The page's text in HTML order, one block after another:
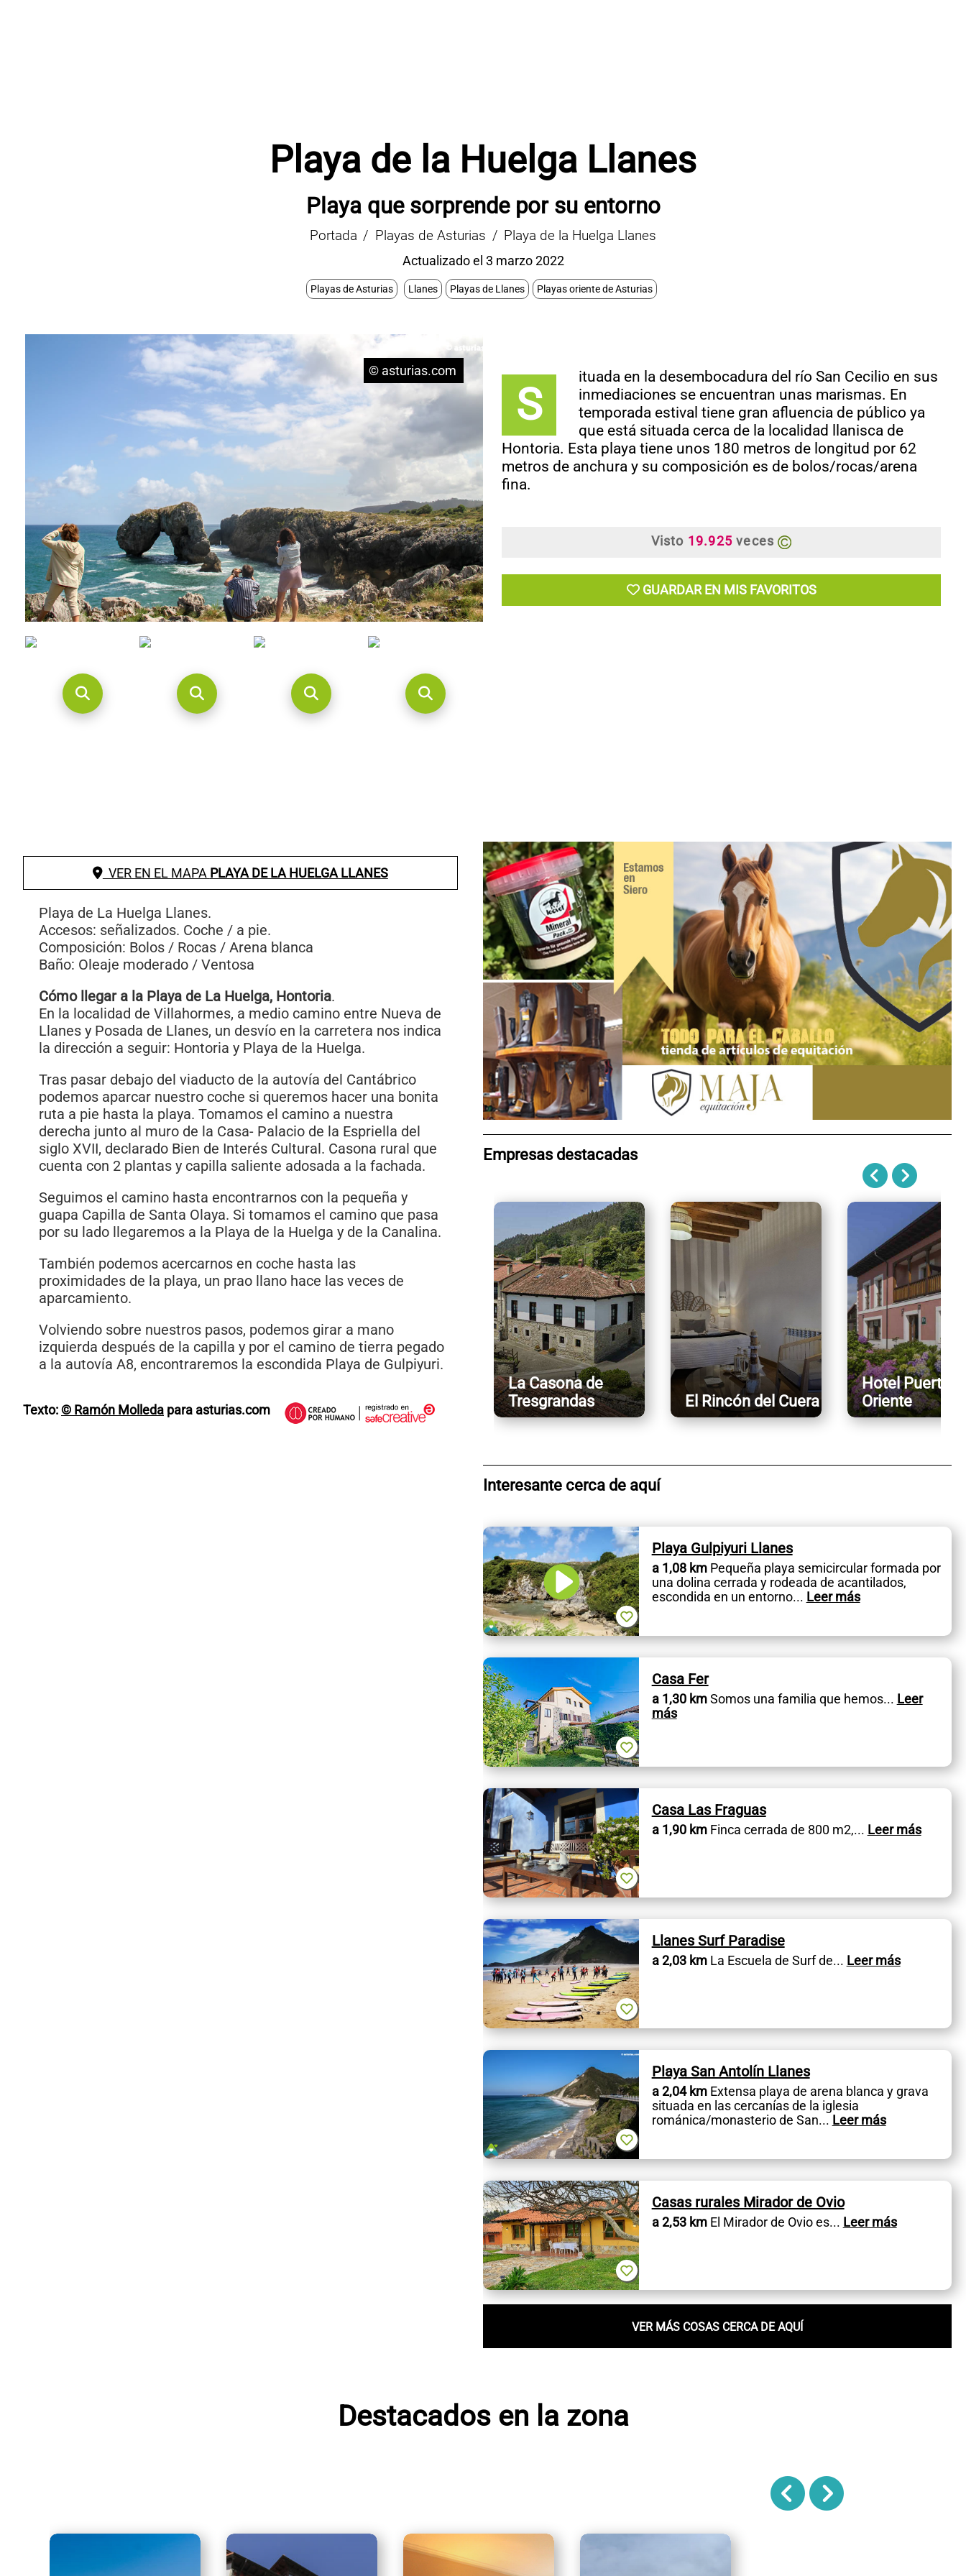
Playa de la Huelga Llanes
Playa que sorprende por su entorno
Portada Playas de Asturias Playa de la Huelga Llanes
Actualizado el 3 marzo 2022
Playas de Asturias Llanes Playas de Llanes Playas oriente de Asturias
© asturias.com
S
ituada en la desembocadura del río San Cecilio en sus
inmediaciones se encuentran unas marismas. En
temporada estival tiene gran afluencia de público ya
que está situada cerca de la localidad llanisca de
Hontoria. Esta playa tiene unos 180 metros de longitud por 62
metros de anchura y su composición es de bolos/rocas/arena
fina.
Visto 19.925 veces
GUARDAR EN MIS FAVORITOS
VER EN EL MAPA PLAYA DE LA HUELGA LLANES
Playa de La Huelga Llanes.
Accesos: señalizados. Coche / a pie.
Composición: Bolos / Rocas / Arena blanca
Baño: Oleaje moderado / Ventosa
Cómo llegar a la Playa de La Huelga, Hontoria.
En la localidad de Villahormes, a medio camino entre Nueva de
Llanes y Posada de Llanes, un desvío en la carretera nos indica
la dirección a seguir: Hontoria y Playa de la Huelga.
Tras pasar debajo del viaducto de la autovía del Cantábrico
podemos aparcar nuestro coche si queremos hacer una bonita
ruta a pie hasta la playa. Tomamos el camino a nuestra
derecha junto al muro de la Casa- Palacio de la Espriella del
siglo XVII, declarado Bien de Interés Cultural. Casona rural que
cuenta con 2 plantas y capilla saliente adosada a la fachada.
Seguimos el camino hasta encontrarnos con la pequeña y
guapa Capilla de Santa Olaya. Si tomamos el camino que pasa
por su lado llegaremos a la Playa de la Huelga y de la Canalina.
También podemos acercarnos en coche hasta las
proximidades de la playa, un prao llano hace las veces de
aparcamiento.
Volviendo sobre nuestros pasos, podemos girar a mano
izquierda después de la capilla y por el camino de tierra pegado
a la autovía A8, encontraremos la escondida Playa de Gulpiyuri.
Texto:© Ramón Molleda para asturias.com
Empresas destacadas
La Casona de
Tresgrandas
El Rincón del Cuera
Hotel Puerta
Oriente
Interesante cerca de aquí
Playa Gulpiyuri Llanes
a 1,08 kmPequeña playa semicircular formada por
una dolina cerrada y rodeada de acantilados,
escondida en un entorno... Leer más
Casa Fer
a 1,30 kmSomos una familia que hemos... Leer
más
Casa Las Fraguas
a 1,90 kmFinca cerrada de 800 m2,... Leer más
Llanes Surf Paradise
a 2,03 kmLa Escuela de Surf de... Leer más
Playa San Antolín Llanes
a 2,04 kmExtensa playa de arena blanca y grava
situada en las cercanías de la iglesia
románica/monasterio de San... Leer más
Casas rurales Mirador de Ovio
a 2,53 kmEl Mirador de Ovio es... Leer más
VER MÁS COSAS CERCA DE AQUÍ
Destacados en la zona